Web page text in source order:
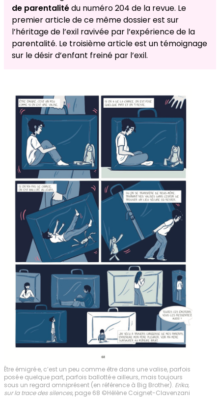
de parentalitédu numéro 204 de la revue. Le
premier article de ce même dossier est sur
l’héritage de l’exil ravivée par l’expérience de la
parentalité. Le troisième article est un témoignage
sur le désir d’enfant freiné par l’exil.
Être émigré·e, c’est un peu comme être dans une valise, parfois
posé·e quelque part, parfois ballotté·e ailleurs, mais toujours
sous un regard omniprésent (en référence à Big Brother). Erika,
sur la trace des silences, page 68 ©Hélène Coignet-Clavenzani